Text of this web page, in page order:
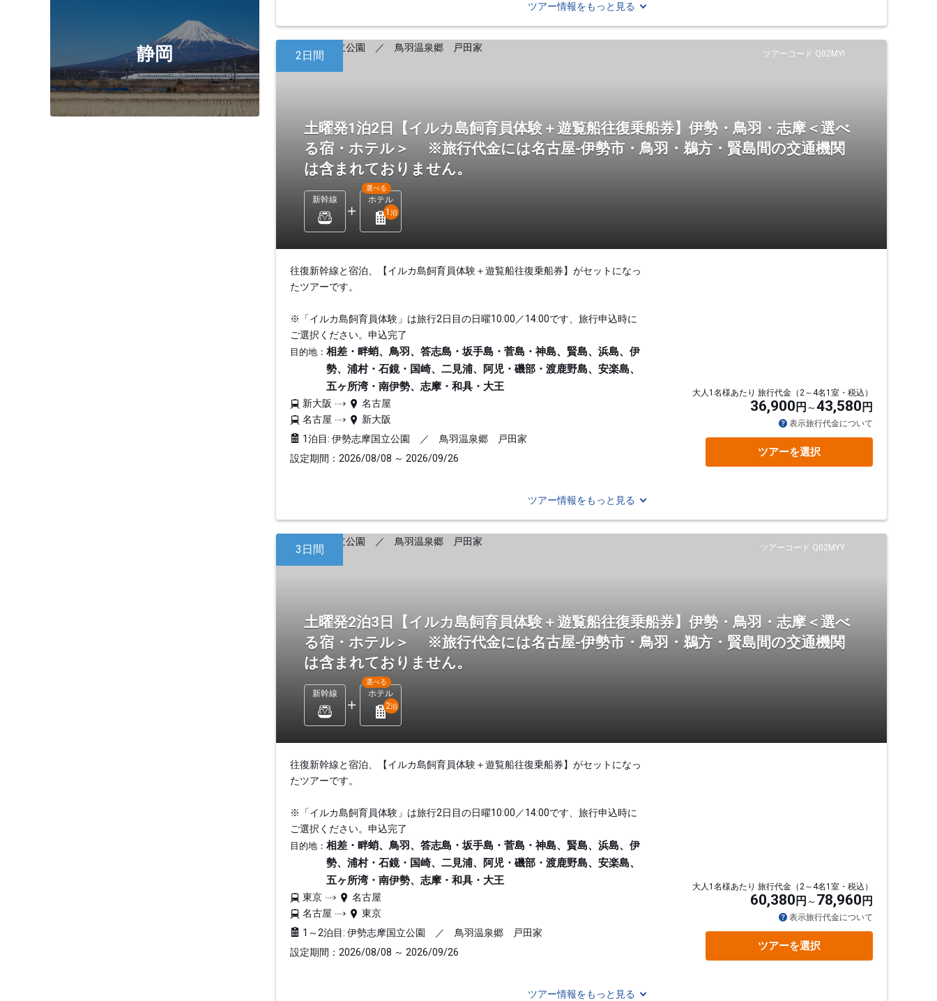
静岡
ツアー情報をもっと見る
ツアーコード Q02MYI
2日間
土曜発1泊2日【イルカ島飼育員体験＋遊覧船往復乗船券】伊勢・鳥羽・志摩＜選べ
る宿・ホテル＞ ※旅行代金には名古屋-伊勢市・鳥羽・鵜方・賢島間の交通機関
は含まれておりません。
新幹線 ホテル
選べる
1 泊
往復新幹線と宿泊、【イルカ島飼育員体験＋遊覧船往復乗船券】がセットになっ
たツアーです。
※「イルカ島飼育員体験」は旅行2日目の日曜10:00／14:00です、旅行申込時に
ご選択ください。申込完了
目的地： 相差・畔蛸、鳥羽、答志島・坂手島・菅島・神島、賢島、浜島、伊
勢、浦村・石鏡・国崎、二見浦、阿児・磯部・渡鹿野島、安楽島、
五ヶ所湾・南伊勢、志摩・和具・大王
新大阪
名古屋
名古屋
新大阪
1泊目: 伊勢志摩国立公園 ／ 鳥羽温泉郷 戸田家
設定期間：2026/08/08 ～ 2026/09/26
大人1名様あたり 旅行代金（2～4名1室・税込）
36,900 円 43,580 円
表示旅行代金について
ツアーを選択
ツアー情報をもっと見る
ツアーコード Q02MYY
3日間
土曜発2泊3日【イルカ島飼育員体験＋遊覧船往復乗船券】伊勢・鳥羽・志摩＜選べ
る宿・ホテル＞ ※旅行代金には名古屋-伊勢市・鳥羽・鵜方・賢島間の交通機関
は含まれておりません。
新幹線 ホテル
選べる
2泊
往復新幹線と宿泊、【イルカ島飼育員体験＋遊覧船往復乗船券】がセットになっ
たツアーです。
※「イルカ島飼育員体験」は旅行2日目の日曜10:00／14:00です、旅行申込時に
ご選択ください。申込完了
目的地： 相差・畔蛸、鳥羽、答志島・坂手島・菅島・神島、賢島、浜島、伊
勢、浦村・石鏡・国崎、二見浦、阿児・磯部・渡鹿野島、安楽島、
五ヶ所湾・南伊勢、志摩・和具・大王
東京
名古屋
名古屋
東京
1～2泊目: 伊勢志摩国立公園 ／ 鳥羽温泉郷 戸田家
設定期間：2026/08/08 ～ 2026/09/26
大人1名様あたり 旅行代金（2～4名1室・税込）
60,380 円 78,960 円
表示旅行代金について
ツアーを選択
ツアー情報をもっと見る